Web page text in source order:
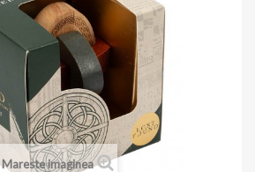
Mareste imaginea